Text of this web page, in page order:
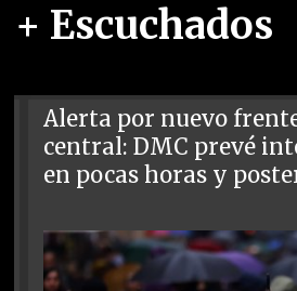
+ Escuchados
Alerta por nuevo
central: DMC prevé
en pocas horas y